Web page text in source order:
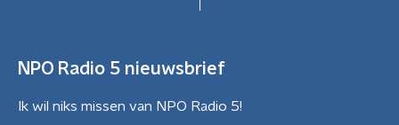
NPO Radio 5 nieuwsbrief
Ik wil niks missen van NPO Radio 5!